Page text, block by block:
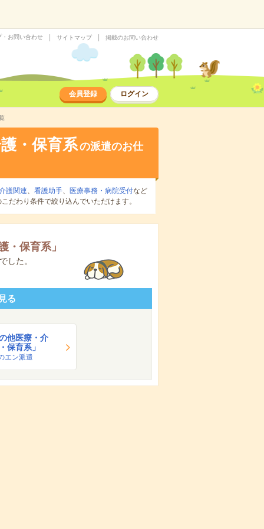
・お問い合わせ サイトマップ 掲載のお問い合わせ
会員登録 ログイン
・保育系の派遣のお仕
護関連、 看護助手、 医療事務・病院受付など
だわり条件で絞り込んでいただけます。
・保育系」
した。
る
の他医療・介
保育系」
エン派遣